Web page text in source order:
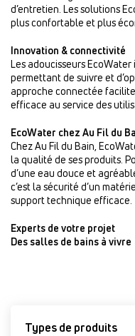
d’entretien. Les solutions
plus confortable et plus
Innovation & connectivité
Les adoucisseurs
permettant de suivre et
approche connectée
efficace au service des
EcoWater chez Au Fil du
Chez Au Fil du Bain,
la qualité de ses produits.
d’une eau douce et
c’est la sécurité d’un
support technique efficace.
Experts de votre projet
Des salles de bains à vivre
Types de produits